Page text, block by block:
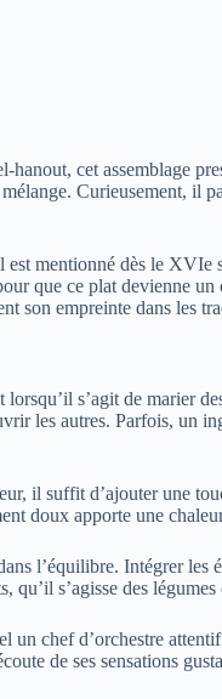
hanout, cet assemblage
Curieusement, il
mentionné dès le
que ce plat devienne
son empreinte dans les
s’agit de marier
les autres. Parfois, un
il suffit d’ajouter une
doux apporte une
l’équilibre. Intégrer
s’agisse des
un chef d’orchestre
de ses sensations